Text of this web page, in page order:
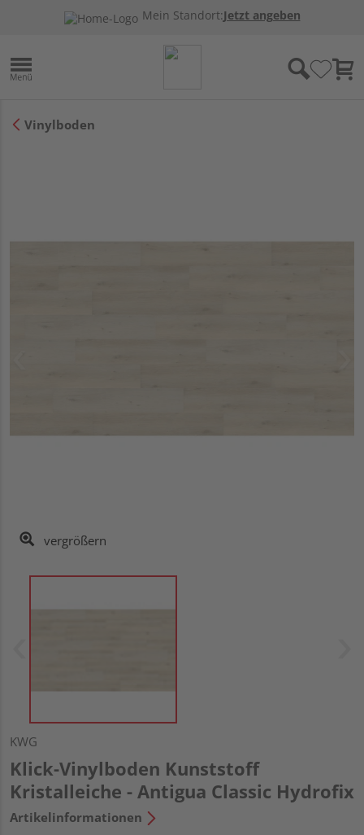
Mein Standort:Jetzt angeben
Vinylboden
vergrößern
KWG
Klick-Vinylboden Kunststoff
Kristalleiche - Antigua Classic Hydrofix
Artikelinformationen